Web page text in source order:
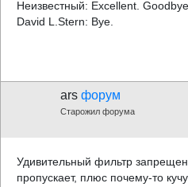
Неизвестный: Excellent. Goodbye.
David L.Stern: Bye.
ars форум
Старожил форума
Удивительный фильтр
пропускает, плюс почему-то